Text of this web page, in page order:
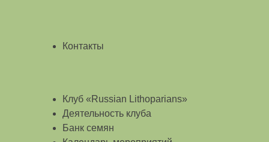
Контакты
Клуб «Russian Lithoparians»
Деятельность клуба
Банк семян